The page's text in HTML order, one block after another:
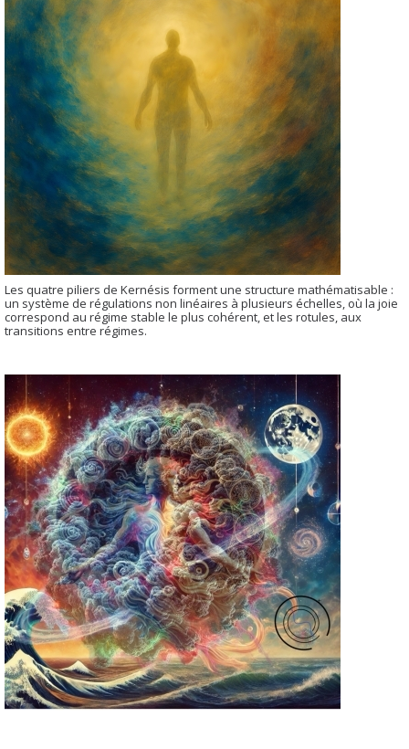
Les quatre piliers de Kernésis forment une structure mathématisable :
un système de régulations non linéaires à plusieurs échelles, où la joie
correspond au régime stable le plus cohérent, et les rotules, aux
transitions entre régimes.